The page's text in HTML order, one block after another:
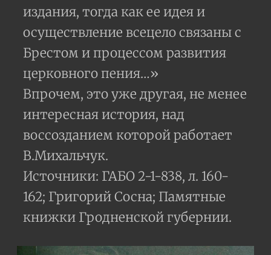
издания, тогда как ее идея и
осуществление всецело связаны с
Брестом и процессом развития
церковного пения…»
Впрочем, это уже другая, не менее
интересная история, над
воссозданием которой работает
В.Михальчук.
Источники: ГАБО 2-1-838, л. 160-
162; Григорий Сосна; Памятные
книжки Гродненской губернии.